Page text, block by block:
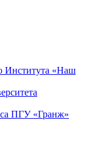
Института «Наш
ПГУ «Гранж»